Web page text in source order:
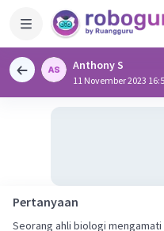
Anthony S
11 November 2023
Pertanyaan
Seorang ahli biologi mengamati